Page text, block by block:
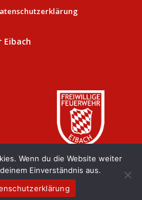
Eibach
Wenn du die Website weiter
Einverständnis aus.